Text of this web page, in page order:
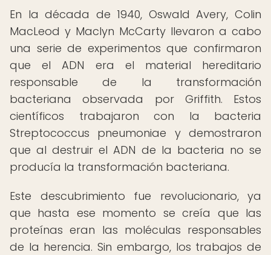
En la década de 1940, Oswald Avery, Colin
MacLeod y Maclyn McCarty llevaron a cabo
una serie de experimentos que confirmaron
que el ADN era el material hereditario
responsable de la transformación
bacteriana observada por Griffith. Estos
científicos trabajaron con la bacteria
Streptococcus pneumoniae y demostraron
que al destruir el ADN de la bacteria no se
producía la transformación bacteriana.
Este descubrimiento fue revolucionario, ya
que hasta ese momento se creía que las
proteínas eran las moléculas responsables
de la herencia. Sin embargo, los trabajos de